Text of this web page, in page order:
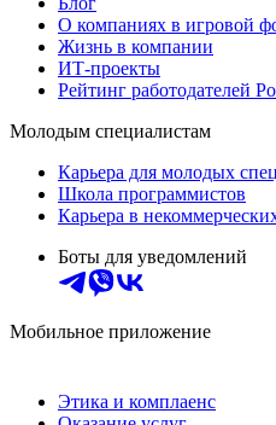
О компаниях в игровой
Жизнь в компании
ИТ-проекты
Рейтинг работодателей
Молодым специалистам
Карьера для молодых
Школа программистов
Карьера в
Боты для уведомлений
Мобильное приложение
Этика и комплаенс